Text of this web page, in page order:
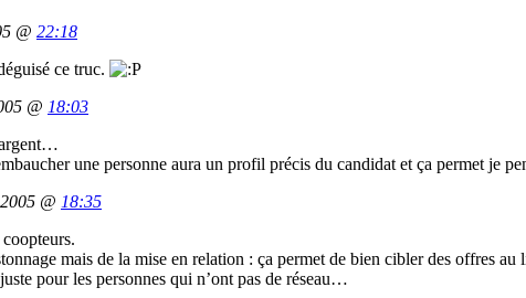
@ 22:18
ce truc.
@ 18:03
une personne aura un profil précis du candidat et ça permet je
@ 18:35
mais de la mise en relation : ça permet de bien cibler des offres
pour les personnes qui n’ont pas de réseau…